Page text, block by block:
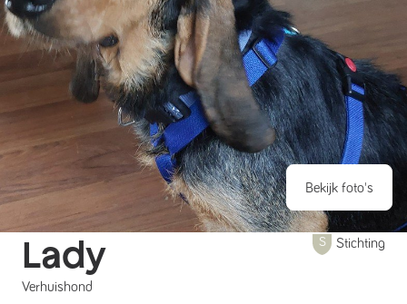
Bekijk foto's
Lady
Verhuishond
Stichting